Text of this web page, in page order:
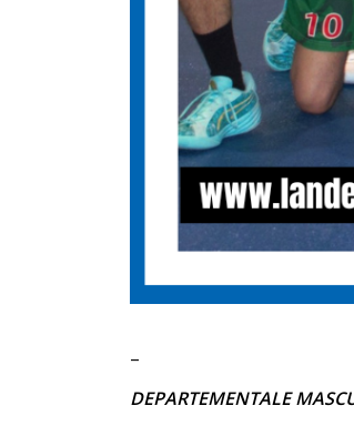
–
DEPARTEMENTALE